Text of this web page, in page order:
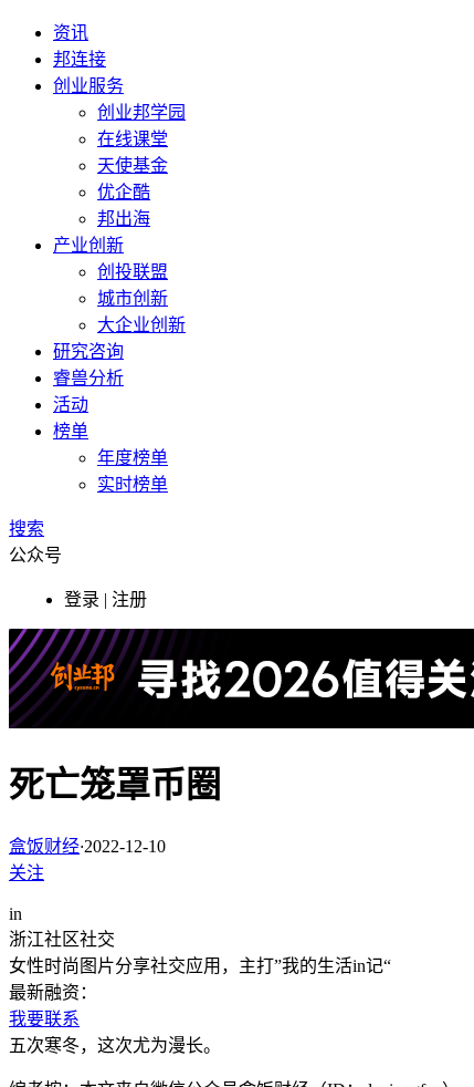
资讯
邦连接
创业服务
创业邦学园
在线课堂
天使基金
优企酷
邦出海
产业创新
创投联盟
城市创新
大企业创新
研究咨询
睿兽分析
活动
榜单
年度榜单
实时榜单
搜索
公众号
登录 | 注册
死亡笼罩币圈
盒饭财经·2022-12-10
关注
in
浙江社区社交
女性时尚图片分享社交应用，主打”我的生活in记“
最新融资：
我要联系
五次寒冬，这次尤为漫长。